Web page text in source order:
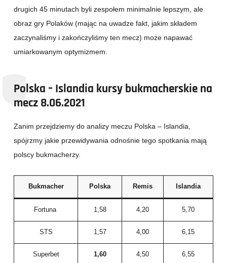
drugich 45 minutach byli zespołem minimalnie lepszym, ale
obraz gry Polaków (mając na uwadze fakt, jakim składem
zaczynaliśmy i zakończyliśmy ten mecz) może napawać
umiarkowanym optymizmem.
Polska – Islandia kursy bukmacherskie na
mecz 8.06.2021
Zanim przejdziemy do analizy meczu Polska – Islandia,
spójrzmy jakie przewidywania odnośnie tego spotkania mają
polscy bukmacherzy.
Bukmacher Polska Remis Islandia
Fortuna 1,58 4,20 5,70
STS 1,57 4,00 6,15
Superbet 1,60 4,50 6,55